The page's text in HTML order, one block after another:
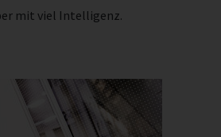
mit viel Intelligenz.